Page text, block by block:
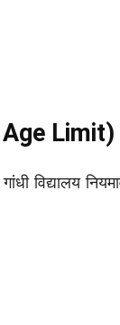
Limit)
विद्यालय